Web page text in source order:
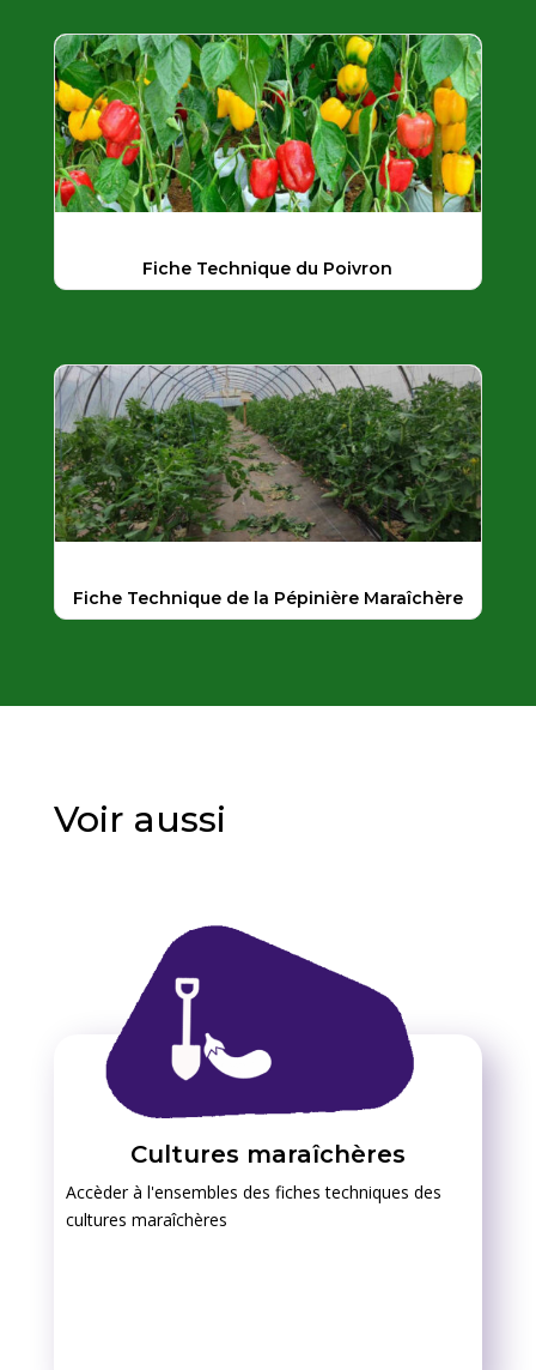
Fiche Technique du Poivron
Fiche Technique de la Pépinière Maraîchère
Voir aussi
Cultures maraîchères
Accèder à l'ensembles des fiches techniques des
cultures maraîchères